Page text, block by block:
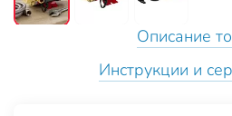
Описание
Инструкции и